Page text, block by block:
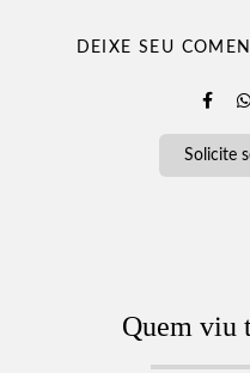
DEIXE SEU
Solicite
Quem viu